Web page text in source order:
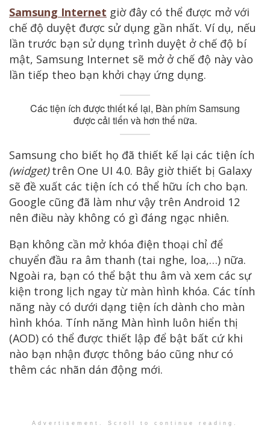
Samsung Internet giờ đây có thể được mở với
chế độ duyệt được sử dụng gần nhất. Ví dụ, nếu
lần trước bạn sử dụng trình duyệt ở chế độ bí
mật, Samsung Internet sẽ mở ở chế độ này vào
lần tiếp theo bạn khởi chạy ứng dụng.
Các tiện ích được thiết kế lại, Bàn phím Samsung
được cải tiến và hơn thế nữa.
Samsung cho biết họ đã thiết kế lại các tiện ích
(widget)trên One UI 4.0. Bây giờ thiết bị Galaxy
sẽ đề xuất các tiện ích có thể hữu ích cho bạn.
Google cũng đã làm như vậy trên Android 12
nên điều này không có gì đáng ngạc nhiên.
Bạn không cần mở khóa điện thoại chỉ để
chuyển đầu ra âm thanh (tai nghe, loa,…) nữa.
Ngoài ra, bạn có thể bật thu âm và xem các sự
kiện trong lịch ngay từ màn hình khóa. Các tính
năng này có dưới dạng tiện ích dành cho màn
hình khóa. Tính năng Màn hình luôn hiển thị
(AOD) có thể được thiết lập để bật bất cứ khi
nào bạn nhận được thông báo cũng như có
thêm các nhãn dán động mới.
Advertisement. Scroll to continue reading.